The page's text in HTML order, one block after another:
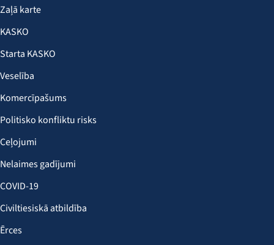
Zaļā karte
KASKO
Starta KASKO
Veselība
Komercīpašums
Politisko konfliktu risks
Ceļojumi
Nelaimes gadījumi
COVID-19
Civiltiesiskā atbildība
Ērces